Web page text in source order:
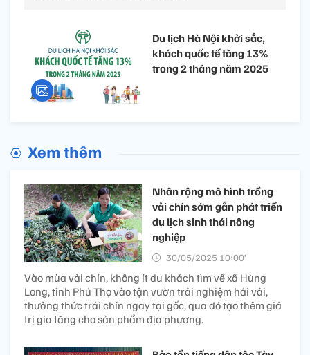
Du lịch Hà Nội khởi sắc,
khách quốc tế tăng 13%
trong 2 tháng năm 2025
Xem thêm
Nhân rộng mô hình trồng
vải chín sớm gắn phát triển
du lịch sinh thái nông
nghiệp
30/05/2025 10:00’
Vào mùa vải chín, không ít du khách tìm về xã Hùng
Long, tỉnh Phú Thọ vào tận vườn trải nghiệm hái vải,
thưởng thức trái chín ngay tại gốc, qua đó tạo thêm giá
trị gia tăng cho sản phẩm địa phương.